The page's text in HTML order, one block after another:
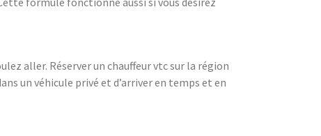
aller. Réserver un chauffeur vtc sur la région
un véhicule privé et d’arriver en temps et en